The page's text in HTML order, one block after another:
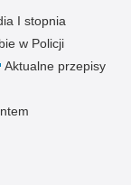
I stopnia
w Policji
Aktualne przepisy